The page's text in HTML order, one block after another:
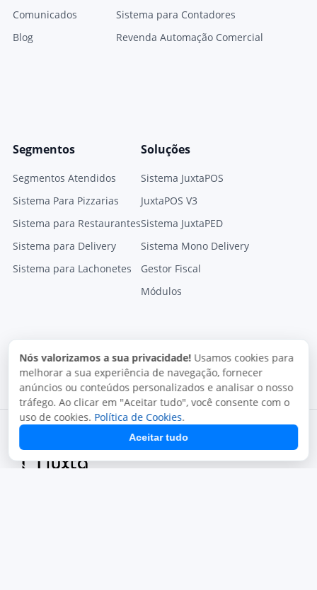
Comunicados
Blog
Sistema para Contadores
Revenda Automação Comercial
Segmentos
Segmentos Atendidos
Sistema Para Pizzarias
Sistema para Restaurantes
Sistema para Delivery
Sistema para Lachonetes
Soluções
Sistema JuxtaPOS
JuxtaPOS V3
Sistema JuxtaPED
Sistema Mono Delivery
Gestor Fiscal
Módulos
Nós valorizamos a sua privacidade! Usamos cookies para
melhorar a sua experiência de navegação, fornecer
anúncios ou conteúdos personalizados e analisar o nosso
tráfego. Ao clicar em "Aceitar tudo", você consente com o
uso de cookies. Política de Cookies.
Aceitar tudo